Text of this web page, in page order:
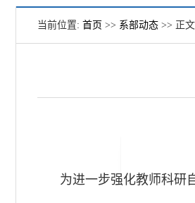
当前位置: 首页 >> 系部动态 >> 正文
为进一步强化教师科研